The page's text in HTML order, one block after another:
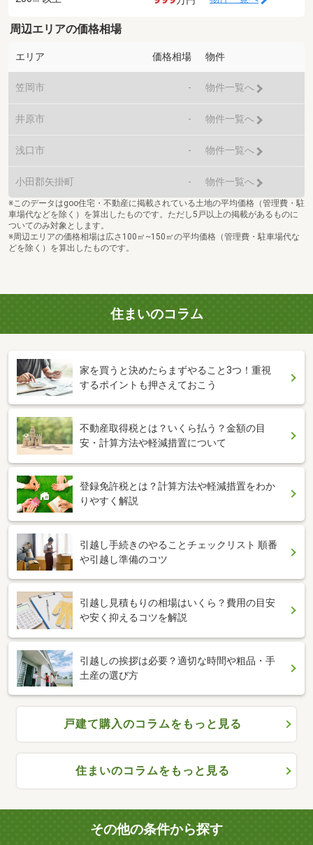
周辺エリアの価格相場
エリア 価格相場 物件
笠岡市 - 物件一覧へ
井原市 - 物件一覧へ
浅口市 - 物件一覧へ
小田郡矢掛町 - 物件一覧へ
※このデータはgoo住宅・不動産に掲載されている土地の平均価格（管理費・駐
車場代などを除く）を算出したものです。ただし5戸以上の掲載があるものに
ついてのみ対象とします。
※周辺エリアの価格相場は広さ100㎡~150㎡の平均価格（管理費・駐車場代な
どを除く）を算出したものです。
住まいのコラム
家を買うと決めたらまずやること3つ！重視
するポイントも押さえておこう
不動産取得税とは？いくら払う？金額の目
安・計算方法や軽減措置について
登録免許税とは？計算方法や軽減措置をわか
りやすく解説
引越し手続きのやることチェックリスト 順番
や引越し準備のコツ
引越し見積もりの相場はいくら？費用の目安
や安く抑えるコツを解説
引越しの挨拶は必要？適切な時間や粗品・手
土産の選び方
戸建て購入のコラムをもっと見る
住まいのコラムをもっと見る
その他の条件から探す